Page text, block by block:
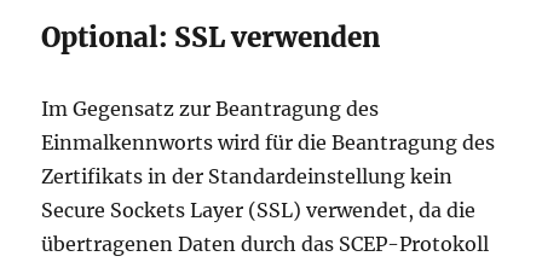
Optional: SSL verwenden
Im Gegensatz zur Beantragung des
Einmalkennworts wird für die Beantragung des
Zertifikats in der Standardeinstellung kein
Secure Sockets Layer (SSL) verwendet, da die
übertragenen Daten durch das SCEP-Protokoll